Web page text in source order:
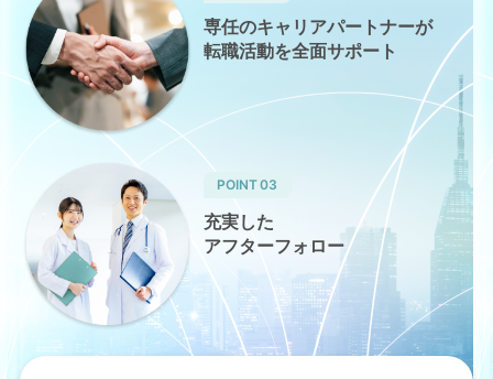
専任のキャリアパートナーが
転職活動を全面サポート
POINT03
充実した
アフターフォロー